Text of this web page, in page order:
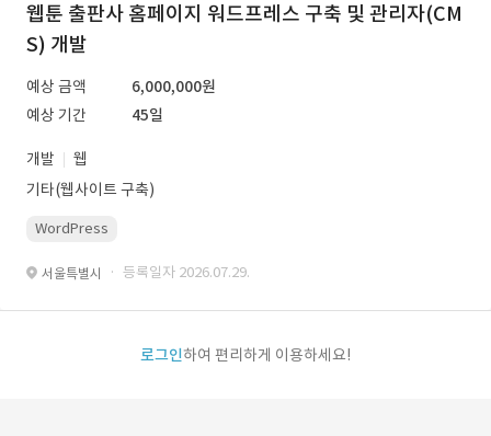
웹툰 출판사 홈페이지 워드프레스 구축 및 관리자(CM
S) 개발
예상 금액
6,000,000원
예상 기간
45일
개발
웹
기타(웹사이트 구축)
WordPress
서울특별시 · 등록일자 2026.07.29.
로그인하여 편리하게 이용하세요!